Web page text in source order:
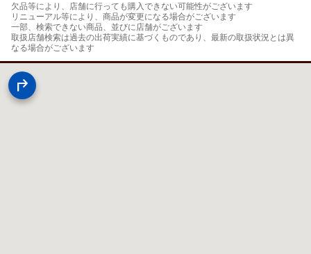
欠品等により、店舗に行っても購入できない可能性がございます
リニューアル等により、商品が変更になる場合がございます
一部、検索できない商品、並びに店舗がございます
取扱店舗検索は過去の出荷実績に基づくものであり、最新の取扱状況とは異
なる場合がございます